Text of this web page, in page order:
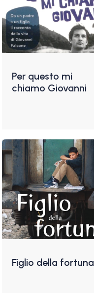
Per questo mi
chiamo Giovanni
Figlio della fortuna